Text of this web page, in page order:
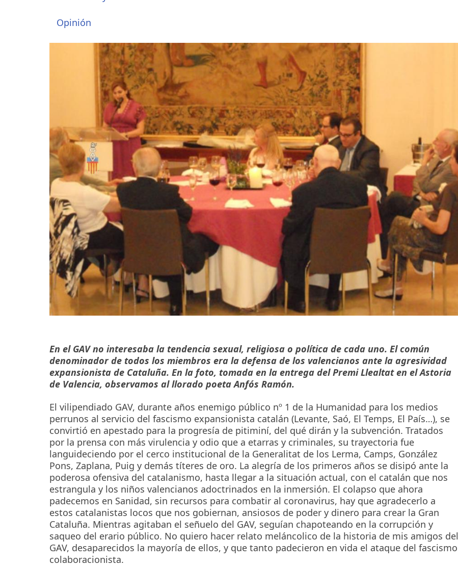
Opinión
En el GAV no interesaba la tendencia sexual, religiosa o política de cada uno. El común
denominador de todos los miembros era la defensa de los valencianos ante la agresividad
expansionista de Cataluña. En la foto, tomada en la entrega del Premi Llealtat en el Astoria
de Valencia, observamos al llorado poeta Anfós Ramón.
El vilipendiado GAV, durante años enemigo público nº 1 de la Humanidad para los medios
perrunos al servicio del fascismo expansionista catalán (Levante, Saó, El Temps, El País…), se
convirtió en apestado para la progresía de pitiminí, del qué dirán y la subvención. Tratados
por la prensa con más virulencia y odio que a etarras y criminales, su trayectoria fue
languideciendo por el cerco institucional de la Generalitat de los Lerma, Camps, González
Pons, Zaplana, Puig y demás títeres de oro. La alegría de los primeros años se disipó ante la
poderosa ofensiva del catalanismo, hasta llegar a la situación actual, con el catalán que nos
estrangula y los niños valencianos adoctrinados en la inmersión. El colapso que ahora
padecemos en Sanidad, sin recursos para combatir al coronavirus, hay que agradecerlo a
estos catalanistas locos que nos gobiernan, ansiosos de poder y dinero para crear la Gran
Cataluña. Mientras agitaban el señuelo del GAV, seguían chapoteando en la corrupción y
saqueo del erario público. No quiero hacer relato meláncolico de la historia de mis amigos del
GAV, desaparecidos la mayoría de ellos, y que tanto padecieron en vida el ataque del fascismo
colaboracionista.